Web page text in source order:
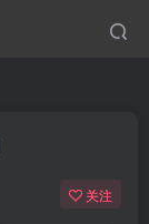
关注